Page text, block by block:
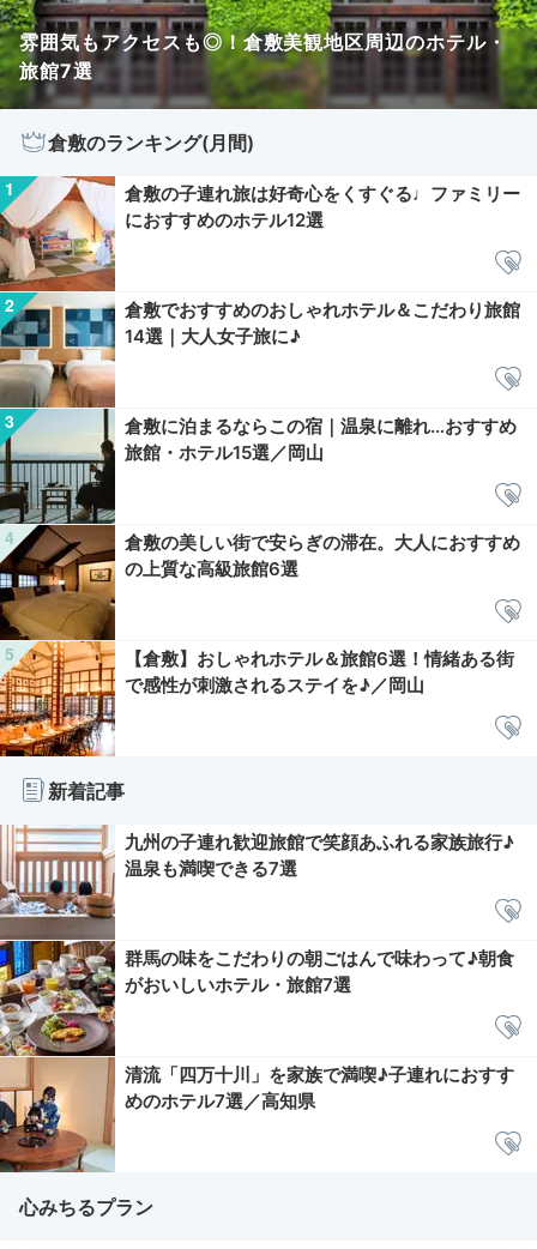
雰囲気もアクセスも◎！倉敷美観地区周辺のホテル・
旅館7選
倉敷のランキング(月間)
倉敷の子連れ旅は好奇心をくすぐる♩ファミリー
におすすめのホテル12選
倉敷でおすすめのおしゃれホテル＆こだわり旅館
14選｜大人女子旅に♪
倉敷に泊まるならこの宿｜温泉に離れ…おすすめ
旅館・ホテル15選／岡山
倉敷の美しい街で安らぎの滞在。大人におすすめ
の上質な高級旅館6選
【倉敷】おしゃれホテル＆旅館6選！情緒ある街
で感性が刺激されるステイを♪／岡山
新着記事
九州の子連れ歓迎旅館で笑顔あふれる家族旅行♪
温泉も満喫できる7選
群馬の味をこだわりの朝ごはんで味わって♪朝食
がおいしいホテル・旅館7選
清流「四万十川」を家族で満喫♪子連れにおすす
めのホテル7選／高知県
心みちるプラン